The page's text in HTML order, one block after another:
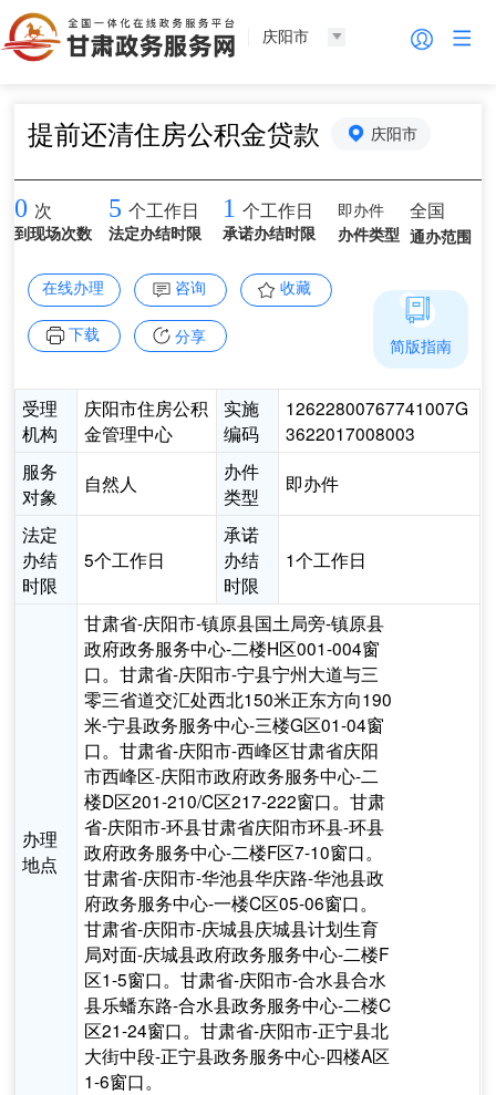
庆阳市
提前还清住房公积金贷款 庆阳市
0 次
到现场次数
5 个工作日
法定办结时限
1 个工作日
承诺办结时限
即办件
办件类型
全国
通办范围
在线办理 咨询 收藏
下载 分享
受理
机构
庆阳市住房公积
金管理中心
实施
编码
12622800767741007G
3622017008003
服务
对象
自然人
办件
类型
即办件
法定
办结
时限
5个工作日
承诺
办结
时限
1个工作日
办理
地点
甘肃省-庆阳市-镇原县国土局旁-镇原县
政府政务服务中心-二楼H区001-004窗
口。甘肃省-庆阳市-宁县宁州大道与三
零三省道交汇处西北150米正东方向190
米-宁县政务服务中心-三楼G区01-04窗
口。甘肃省-庆阳市-西峰区甘肃省庆阳
市西峰区-庆阳市政府政务服务中心-二
楼D区201-210/C区217-222窗口。甘肃
省-庆阳市-环县甘肃省庆阳市环县-环县
政府政务服务中心-二楼F区7-10窗口。
甘肃省-庆阳市-华池县华庆路-华池县政
府政务服务中心-一楼C区05-06窗口。
甘肃省-庆阳市-庆城县庆城县计划生育
局对面-庆城县政府政务服务中心-二楼F
区1-5窗口。甘肃省-庆阳市-合水县合水
县乐蟠东路-合水县政务服务中心-二楼C
区21-24窗口。甘肃省-庆阳市-正宁县北
大街中段-正宁县政务服务中心-四楼A区
1-6窗口。
简版指南